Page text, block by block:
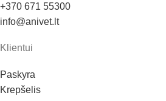
+370 671 55300
info@anivet.lt
Klientui
Paskyra
Krepšelis